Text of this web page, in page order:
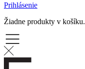
Prihlásenie
Žiadne produkty v košíku.